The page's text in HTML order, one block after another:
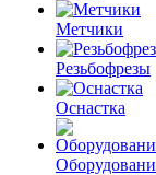
Метчики
Резьбофрезы
Оснастка